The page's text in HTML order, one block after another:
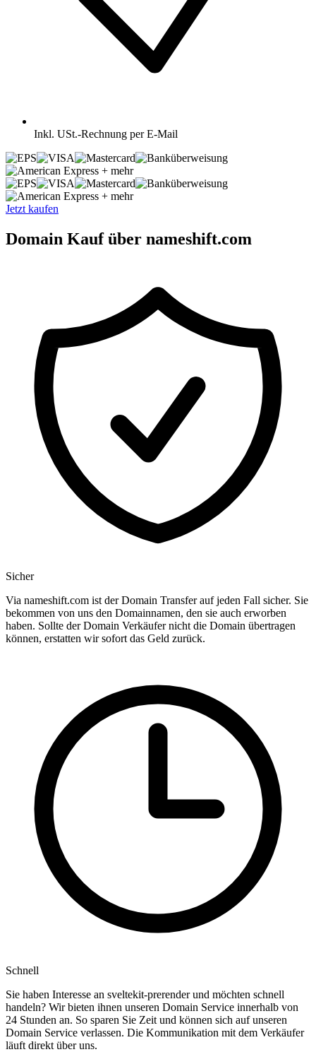
Inkl. USt.-Rechnung per E-Mail
+ mehr
+ mehr
Jetzt kaufen
Domain Kauf über nameshift.com
Sicher
Via nameshift.com ist der Domain Transfer auf jeden Fall sicher. Sie
bekommen von uns den Domainnamen, den sie auch erworben
haben. Sollte der Domain Verkäufer nicht die Domain übertragen
können, erstatten wir sofort das Geld zurück.
Schnell
Sie haben Interesse an sveltekit-prerender und möchten schnell
handeln? Wir bieten ihnen unseren Domain Service innerhalb von
24 Stunden an. So sparen Sie Zeit und können sich auf unseren
Domain Service verlassen. Die Kommunikation mit dem Verkäufer
läuft direkt über uns.